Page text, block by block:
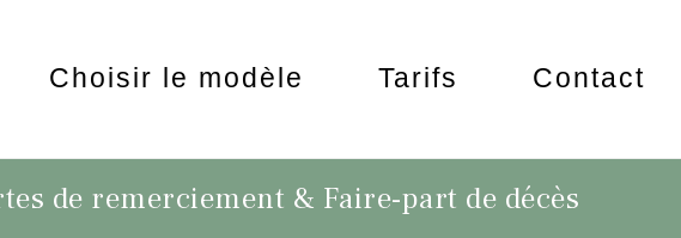
Choisir le modèle Tarifs Contact
de remerciement & Faire-part de décès